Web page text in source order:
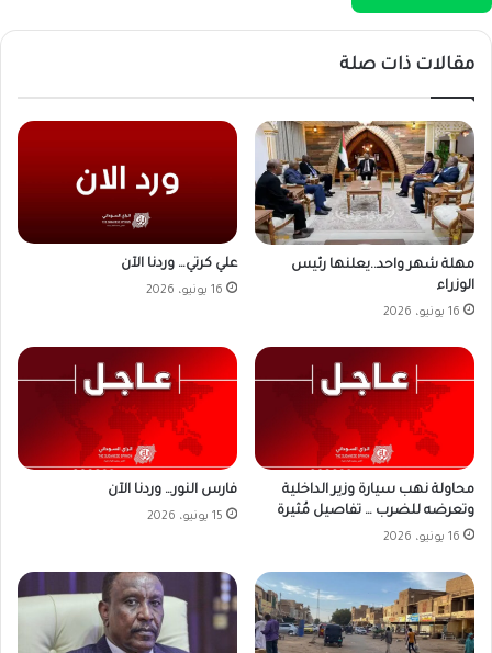
مقالات ذات صلة
مهلة شهر واحد..يعلنها رئيس
الوزراء
16 يونيو، 2026
علي كرتي… وردنا الآن
16 يونيو، 2026
محاولة نهب سيارة وزير الداخلية
وتعرضه للضرب … تفاصيل مُثيرة
16 يونيو، 2026
فارس النور… وردنا الآن
15 يونيو، 2026